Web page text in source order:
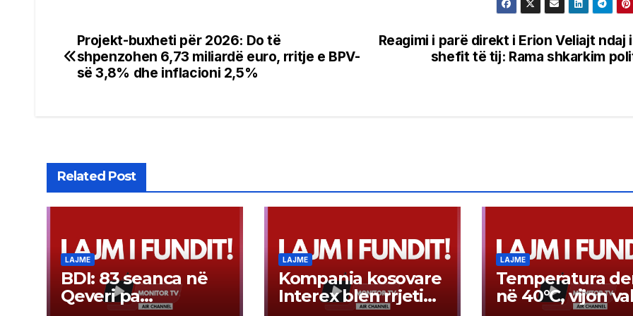
Post
navigation
Reagimi i parë direkt i Erion Veliajt ndaj
shefit të tij: Rama shkarkim
Projekt-buxheti për 2026: Do të
shpenzohen 6,73 miliardë euro, rritje e BPV-
së 3,8% dhe inflacioni 2,5%
Related Post
LAJME
BDI: 83 seanca në
Qeveri pa
LAJME
Kompania kosovare
Interex blen rrjetin
LAJME
Temperatura
në 40°C, vijon